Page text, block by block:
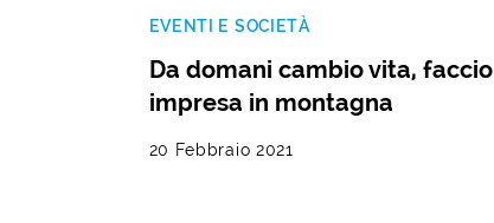
EVENTI E SOCIETÀ
Da domani cambio vita, faccio
impresa in montagna
20 Febbraio 2021